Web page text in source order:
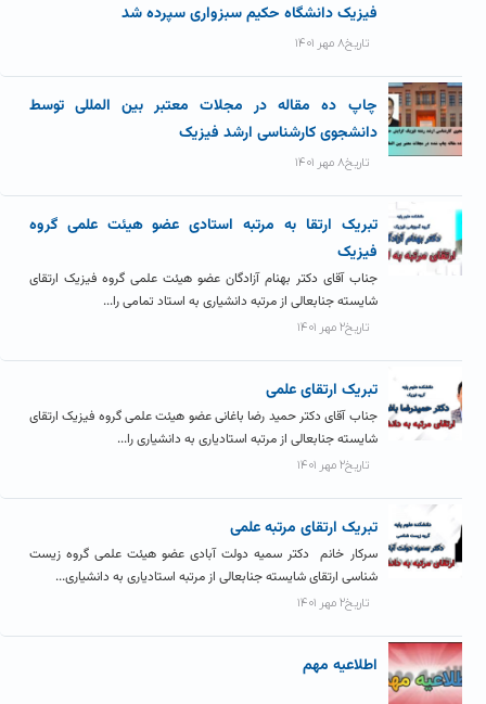
فیزیک دانشگاه حکیم سبزواری سپرده شد
تاریخ۸ مهر ۱۴۰۱
چاپ ده مقاله در مجلات معتبر بین المللی توسط
دانشجوی کارشناسی ارشد فیزیک
تاریخ۸ مهر ۱۴۰۱
تبریک ارتقا به مرتبه استادی عضو هیئت علمی گروه
فیزیک
جناب آقای دکتر بهنام آزادگان عضو هیئت علمی گروه فیزیک ارتقای
شایسته جنابعالی از مرتبه دانشیاری به استاد تمامی را...
تاریخ۲ مهر ۱۴۰۱
تبریک ارتقای علمی
جناب آقای دکتر حمید رضا باغانی عضو هیئت علمی گروه فیزیک ارتقای
شایسته جنابعالی از مرتبه استادیاری به دانشیاری را...
تاریخ۲ مهر ۱۴۰۱
تبریک ارتقای مرتبه علمی
سرکار خانم دکتر سمیه دولت آبادی عضو هیئت علمی گروه زیست
شناسی ارتقای شایسته جنابعالی از مرتبه استادیاری به دانشیاری...
تاریخ۲ مهر ۱۴۰۱
اطلاعیه مهم